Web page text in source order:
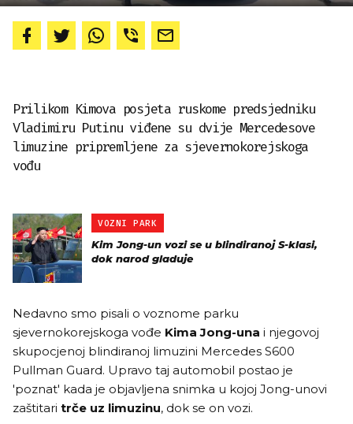
Prilikom Kimova posjeta ruskome predsjedniku
Vladimiru Putinu viđene su dvije Mercedesove
limuzine pripremljene za sjevernokorejskoga
vođu
VOZNI PARK
Kim Jong-un vozi se u blindiranoj S-klasi,
dok narod gladuje
Nedavno smo pisali o voznome parku
sjevernokorejskoga vođe Kima Jong-una i njegovoj
skupocjenoj blindiranoj limuzini Mercedes S600
Pullman Guard. Upravo taj automobil postao je
'poznat' kada je objavljena snimka u kojoj Jong-unovi
zaštitari trče uz limuzinu, dok se on vozi.